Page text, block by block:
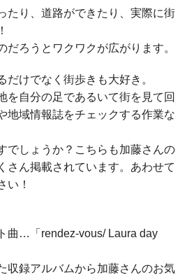
たり、道路ができたり、実際に街
だろうとワクワクが広がります。
だけでなく街歩きも大好き。
を自分の足であるいて街を見て回
地域情報誌をチェックする作業な
でしょうか？こちらも加藤さんの
さん掲載されています。あわせて
い！
曲…「rendez-vous/ Laura day
収録アルバムから加藤さんのお気